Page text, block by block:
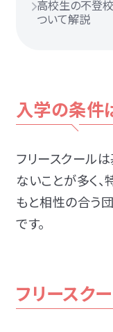
高校生の不登
ついて解説
入学の条件
フリースクール
ないことが多く、
もと相性の合う
です。
フリースク